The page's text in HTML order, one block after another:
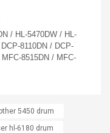
/ HL-5470DW / HL-
DCP-8110DN / DCP-
MFC-8515DN / MFC-
öneri formunu
5450 drum
hl-6180 drum